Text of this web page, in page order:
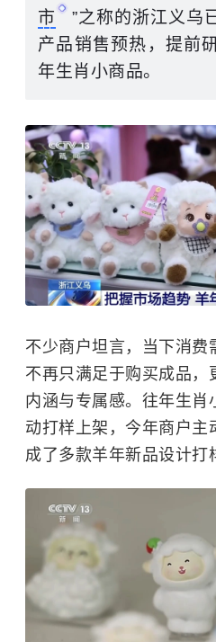
市
”之称的浙江义乌
产品销售预热，提前
年生肖小商品。
不少商户坦言，当下消费
不再只满足于购买成品，
内涵与专属感。往年生肖
动打样上架，今年商户主
成了多款羊年新品设计打